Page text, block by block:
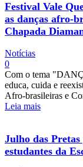
Festival Vale
as danças afro-
Chapada
Notícias
0
Com o tema
educa, cuida e
Afro-brasileiras e
Leia mais
Julho das
estudantes da